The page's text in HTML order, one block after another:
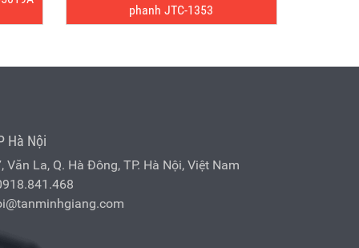
phanh JTC-1353
Hà Nội
Văn La, Q. Hà Đông, TP. Hà Nội, Việt Nam